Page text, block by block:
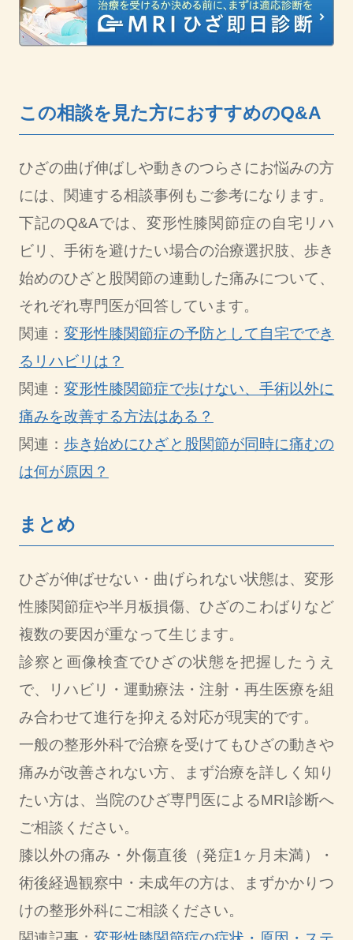
この相談を見た方におすすめのQ&A
ひざの曲げ伸ばしや動きのつらさにお悩みの方
には、関連する相談事例もご参考になります。
下記のQ&Aでは、変形性膝関節症の自宅リハ
ビリ、手術を避けたい場合の治療選択肢、歩き
始めのひざと股関節の連動した痛みについて、
それぞれ専門医が回答しています。
関連：変形性膝関節症の予防として自宅ででき
るリハビリは？
関連：変形性膝関節症で歩けない、手術以外に
痛みを改善する方法はある？
関連：歩き始めにひざと股関節が同時に痛むの
は何が原因？
まとめ
ひざが伸ばせない・曲げられない状態は、変形
性膝関節症や半月板損傷、ひざのこわばりなど
複数の要因が重なって生じます。
診察と画像検査でひざの状態を把握したうえ
で、リハビリ・運動療法・注射・再生医療を組
み合わせて進行を抑える対応が現実的です。
一般の整形外科で治療を受けてもひざの動きや
痛みが改善されない方、まず治療を詳しく知り
たい方は、当院のひざ専門医によるMRI診断へ
ご相談ください。
膝以外の痛み・外傷直後（発症1ヶ月未満）・
術後経過観察中・未成年の方は、まずかかりつ
けの整形外科にご相談ください。